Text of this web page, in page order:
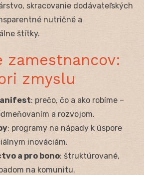
skracovanie dodávateľských
nutričné a
štítky.
zamestnancov:
zmyslu
: prečo, čo a ako robíme –
a rozvojom.
: programy na nápady k úspore
inováciám.
a pro bono: štruktúrované,
na komunitu.